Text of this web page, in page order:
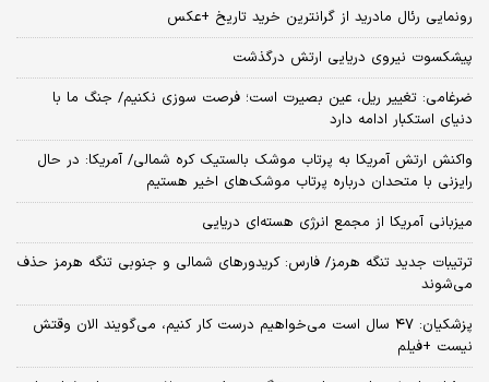
رونمایی رئال مادرید از گرانترین خرید تاریخ +عکس
پیشکسوت نیروی دریایی ارتش درگذشت
ضرغامی: تغییر ریل، عین بصیرت است؛ فرصت سوزی نکنیم/ جنگ ما با
دنیای استکبار ادامه دارد
واکنش ارتش آمریکا به پرتاب موشک بالستیک کره شمالی/ آمریکا: در حال
رایزنی با متحدان درباره پرتاب موشک‌های اخیر هستیم
میزبانی آمریکا از مجمع انرژی هسته‌ای دریایی
ترتیبات جدید تنگه هرمز/ فارس: کریدورهای شمالی و جنوبی تنگه هرمز حذف
می‌شوند
پزشکیان: ۴۷ سال است می‌خواهیم درست کار کنیم، می‌گویند الان وقتش
نیست +فیلم